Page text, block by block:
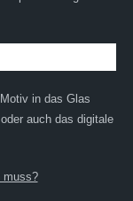
in das Glas
auch das digitale
muss?